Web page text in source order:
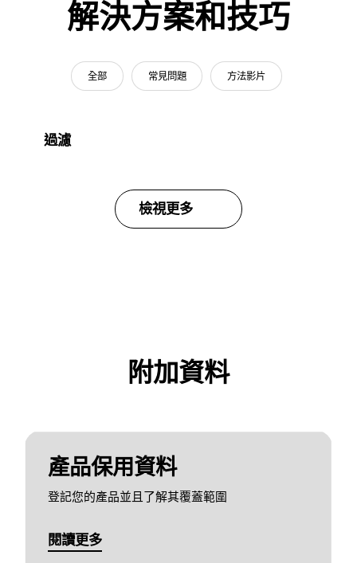
解決方案和技巧
全部 常見問題 方法影片
過濾
檢視更多
附加資料
產品保用資料
登記您的產品並且了解其覆蓋範圍
閱讀更多